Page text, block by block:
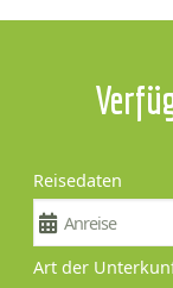
Reisedaten
Art der